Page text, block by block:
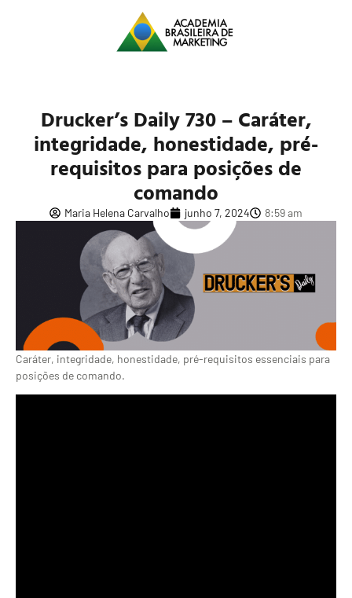
Drucker’s Daily 730 – Caráter,
integridade, honestidade, pré-
requisitos para posições de
comando
Maria Helena Carvalho junho 7, 2024 8:59 am
Caráter, integridade, honestidade, pré-requisitos essenciais para
posições de comando.